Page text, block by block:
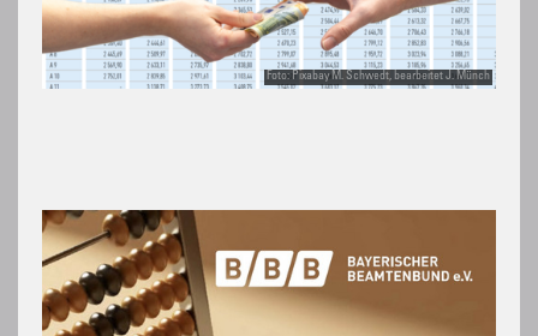
Foto: Pixabay M. Schwedt, bearbeitet J. Münch